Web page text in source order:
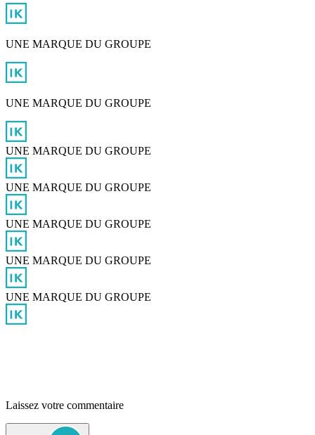
UNE MARQUE DU GROUPE
UNE MARQUE DU GROUPE
UNE MARQUE DU GROUPE
UNE MARQUE DU GROUPE
UNE MARQUE DU GROUPE
UNE MARQUE DU GROUPE
UNE MARQUE DU GROUPE
Laissez votre commentaire